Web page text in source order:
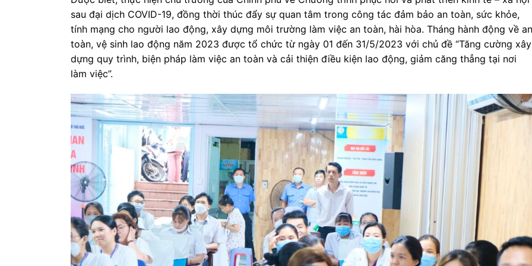
sau đại dịch COVID-19, đồng thời thúc đẩy sự quan tâm trong công tác đảm bảo an toàn, sức khỏe,
tính mạng cho người lao động, xây dựng môi trường làm việc an toàn, hài hòa. Tháng hành động về an
toàn, vệ sinh lao động năm 2023 được tổ chức từ ngày 01 đến 31/5/2023 với chủ đề “Tăng cường xây
dựng quy trình, biện pháp làm việc an toàn và cải thiện điều kiện lao động, giảm căng thẳng tại nơi
làm việc”.